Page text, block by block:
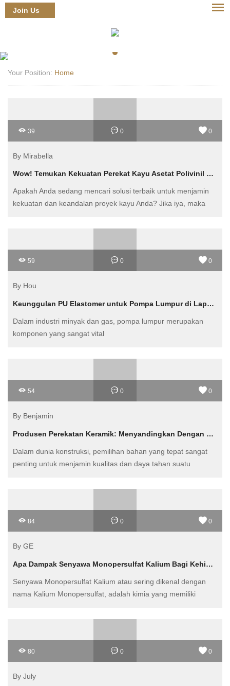
Login
Join Us
Your Position: Home
39 0 0
By Mirabella
Wow! Temukan Kekuatan Perekat Kayu Asetat Polivinil yang Tak Tertandingi!
Apakah Anda sedang mencari solusi terbaik untuk menjamin
kekuatan dan keandalan proyek kayu Anda? Jika iya, maka
mempersembahkan Perekat Kayu Asetat Polivinil dari merek
59 0 0
By Hou
Keunggulan PU Elastomer untuk Pompa Lumpur di Lapangan Minyak: Solusi Tahan Lama dan Efisien!
Dalam industri minyak dan gas, pompa lumpur merupakan
komponen yang sangat vital
54 0 0
By Benjamin
Produsen Perekatan Keramik: Menyandingkan Dengan Produk Lain
Dalam dunia konstruksi, pemilihan bahan yang tepat sangat
penting untuk menjamin kualitas dan daya tahan suatu
84 0 0
By GE
Apa Dampak Senyawa Monopersulfat Kalium Bagi Kehidupan Sehari-hari Masyarakat Kita?
Senyawa Monopersulfat Kalium atau sering dikenal dengan
nama Kalium Monopersulfat, adalah kimia yang memiliki
80 0 0
By July